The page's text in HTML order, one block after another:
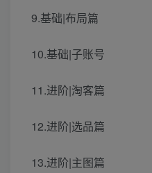
9.基础|布局篇
10.基础|子账号
11.进阶|淘客篇
12.进阶|选品篇
13.进阶|主图篇